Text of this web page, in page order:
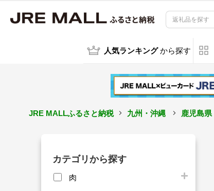
人気ランキング から探す
JRE MALLふるさと納税 九州・沖縄 鹿児島県
カテゴリから探す
肉